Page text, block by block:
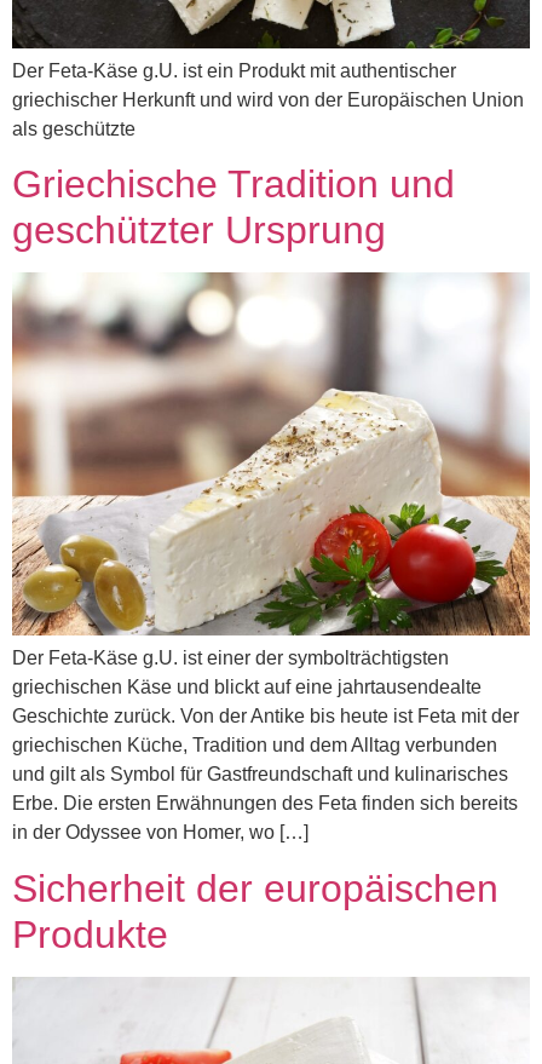
Der Feta-Käse g.U. ist ein Produkt mit authentischer
griechischer Herkunft und wird von der Europäischen Union
als geschützte
Griechische Tradition und
geschützter Ursprung
Der Feta-Käse g.U. ist einer der symbolträchtigsten
griechischen Käse und blickt auf eine jahrtausendealte
Geschichte zurück. Von der Antike bis heute ist Feta mit der
griechischen Küche, Tradition und dem Alltag verbunden
und gilt als Symbol für Gastfreundschaft und kulinarisches
Erbe. Die ersten Erwähnungen des Feta finden sich bereits
in der Odyssee von Homer, wo […]
Sicherheit der europäischen
Produkte